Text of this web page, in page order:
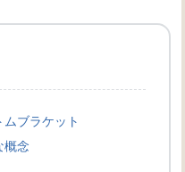
具を詳しく解説
家必見！ブレーキワイヤー
ブラケット
概念